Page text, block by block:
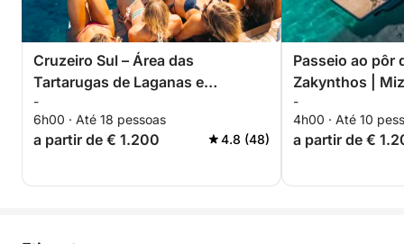
Cruzeiro Sul – Área das
Tartarugas de Laganas e
Cavernas de Keri
-
6h00 · Até 18 pessoas
a partir de € 1.200 4.8 (48)
Passeio ao pôr
Zakynthos |
-
4h00 · Até 10
a partir de €